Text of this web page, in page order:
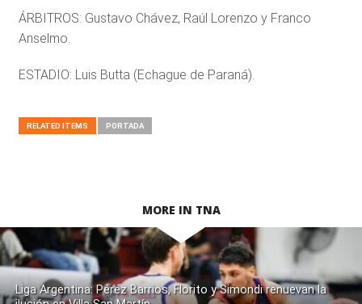
ÁRBITROS: Gustavo Chávez, Raúl Lorenzo y Franco
Anselmo.
ESTADIO: Luis Butta (Echague de Paraná).
RELATED ITEMS PORTADA
MORE IN TNA
Liga Argentina: Pérez Barrios, Florito y Simondi renuevan la